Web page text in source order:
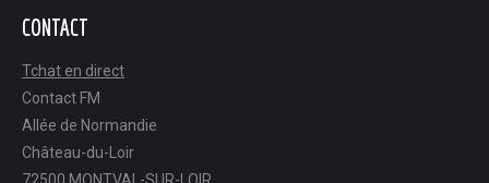
CONTACT
Tchat en direct
Contact FM
Allée de Normandie
Château-du-Loir